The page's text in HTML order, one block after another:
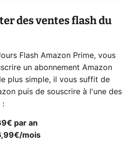
des ventes flash du
Flash Amazon Prime, vous
un abonnement Amazon
plus simple, il vous suffit de
puis de souscrire à l'une des
:
par an
mois